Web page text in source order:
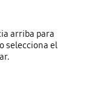
arriba para
selecciona el